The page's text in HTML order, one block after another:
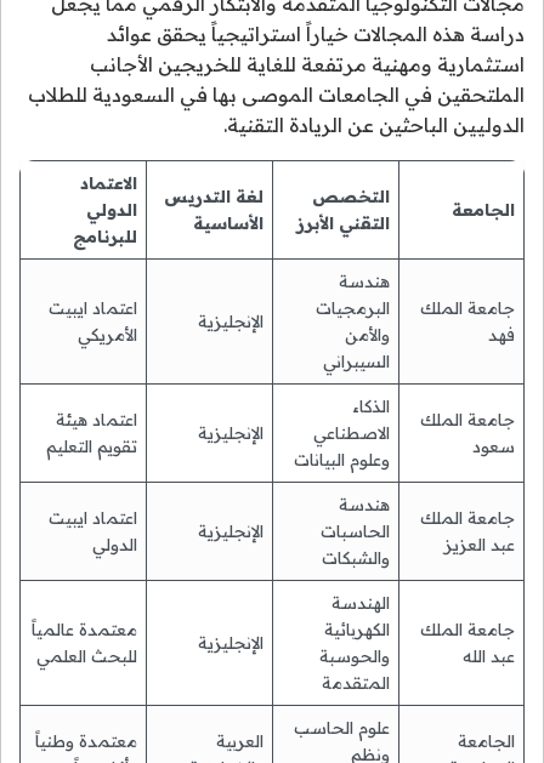
دراسة هذه المجالات خياراً استراتيجياً يحقق عوائد
استثمارية ومهنية مرتفعة للغاية للخريجين الأجانب
الملتحقين في الجامعات الموصى بها في السعودية للطلاب
الدوليين الباحثين عن الريادة التقنية.
الجامعة
التخصص
التقني الأبرز
لغة التدريس
الأساسية
الاعتماد
الدولي
للبرنامج
جامعة الملك
فهد
هندسة
البرمجيات
والأمن
السيبراني
الإنجليزية
اعتماد ايبيت
الأمريكي
جامعة الملك
سعود
الذكاء
الاصطناعي
وعلوم البيانات
الإنجليزية
اعتماد هيئة
تقويم التعليم
جامعة الملك
عبد العزيز
هندسة
الحاسبات
والشبكات
الإنجليزية
اعتماد ايبيت
الدولي
جامعة الملك
عبد الله
الهندسة
الكهربائية
والحوسبة
المتقدمة
الإنجليزية
معتمدة عالمياً
للبحث العلمي
الجامعة
علوم الحاسب
ونظم
العربية
معتمدة وطنياً